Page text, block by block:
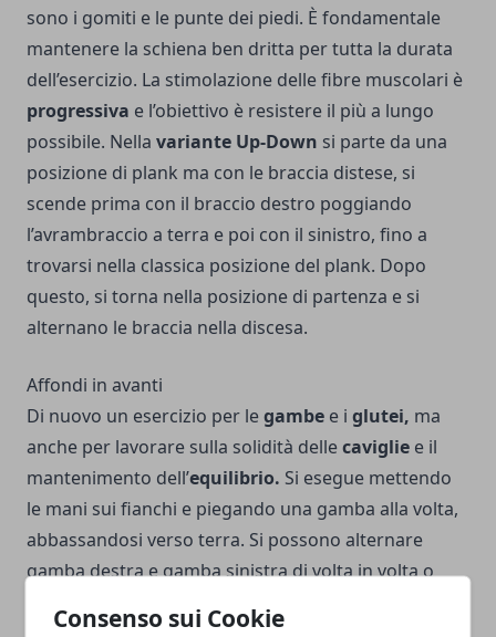
Consenso sui Cookie
sono i gomiti e le punte dei piedi. È fondamentale
mantenere la schiena ben dritta per tutta la durata
dell’esercizio. La stimolazione delle fibre muscolari è
progressiva e l’obiettivo è resistere il più a lungo
possibile. Nella variante Up-Down si parte da una
posizione di plank ma con le braccia distese, si
scende prima con il braccio destro poggiando
l’avrambraccio a terra e poi con il sinistro, fino a
trovarsi nella classica posizione del plank. Dopo
questo, si torna nella posizione di partenza e si
alternano le braccia nella discesa.
Affondi in avanti
Di nuovo un esercizio per legambe e i glutei, ma
anche per lavorare sulla solidità dellecaviglie e il
mantenimento dell’equilibrio. Si esegue mettendo
le mani sui fianchi e piegando una gamba alla volta,
abbassandosi verso terra. Si possono alternare
gamba destra e gamba sinistra di volta in volta o
anche conpesi leggeri e manubri